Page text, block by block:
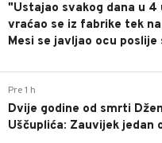
"Ustajao svakog dana u 4
vraćao se iz fabrike tek
Mesi se javljao ocu poslije
Pre 1 h
Dvije godine od smrti
Uščuplića: Zauvijek jedan